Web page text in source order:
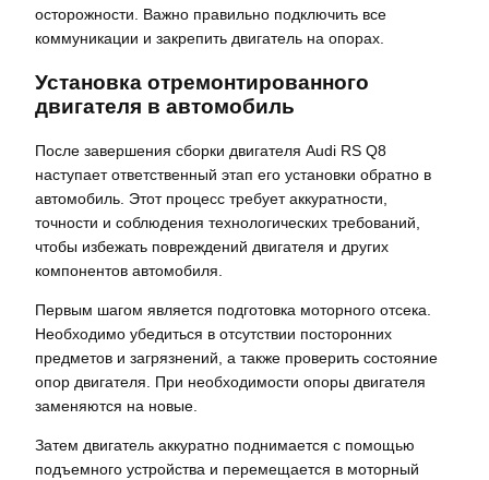
осторожности. Важно правильно подключить все
коммуникации и закрепить двигатель на опорах.
Установка отремонтированного
двигателя в автомобиль
После завершения сборки двигателя Audi RS Q8
наступает ответственный этап его установки обратно в
автомобиль. Этот процесс требует аккуратности,
точности и соблюдения технологических требований,
чтобы избежать повреждений двигателя и других
компонентов автомобиля.
Первым шагом является подготовка моторного отсека.
Необходимо убедиться в отсутствии посторонних
предметов и загрязнений, а также проверить состояние
опор двигателя. При необходимости опоры двигателя
заменяются на новые.
Затем двигатель аккуратно поднимается с помощью
подъемного устройства и перемещается в моторный